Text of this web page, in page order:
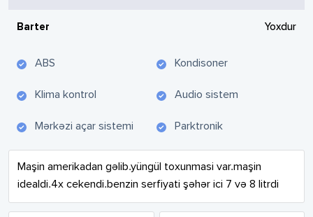
Barter Yoxdur
ABS Kondisoner
Klima kontrol Audio sistem
Mərkəzi açar sistemi Parktronik
Maşin amerikadan gəlib.yüngül toxunmasi var.maşin
idealdi.4x cekendi.benzin serfiyati şəhər ici 7 və 8 litrdi